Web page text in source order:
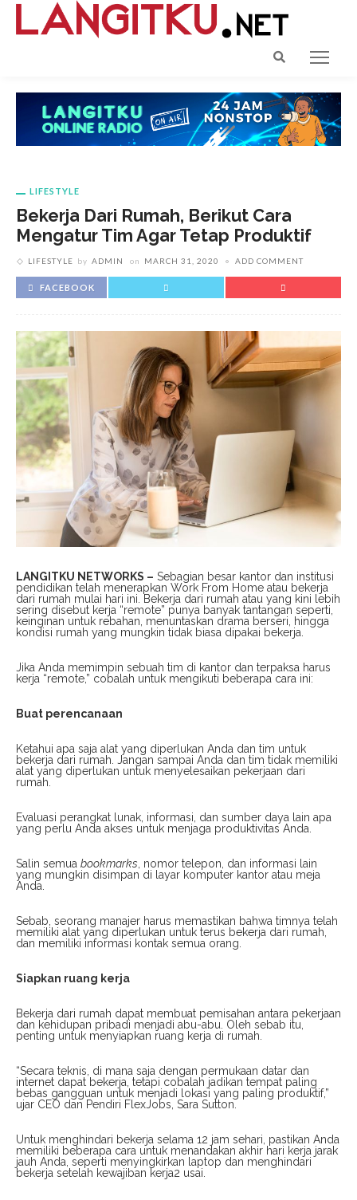
LIFESTYLE
Bekerja Dari Rumah, Berikut Cara
Mengatur Tim Agar Tetap Produktif
LIFESTYLE by ADMIN on MARCH 31, 2020 ADD COMMENT
FACEBOOK
LANGITKU NETWORKS – Sebagian besar kantor dan institusi
pendidikan telah menerapkan Work From Home atau bekerja
dari rumah mulai hari ini. Bekerja dari rumah atau yang kini lebih
sering disebut kerja “remote” punya banyak tantangan seperti,
keinginan untuk rebahan, menuntaskan drama berseri, hingga
kondisi rumah yang mungkin tidak biasa dipakai bekerja.
Jika Anda memimpin sebuah tim di kantor dan terpaksa harus
kerja “remote,” cobalah untuk mengikuti beberapa cara ini:
Buat perencanaan
Ketahui apa saja alat yang diperlukan Anda dan tim untuk
bekerja dari rumah. Jangan sampai Anda dan tim tidak memiliki
alat yang diperlukan untuk menyelesaikan pekerjaan dari
rumah.
Evaluasi perangkat lunak, informasi, dan sumber daya lain apa
yang perlu Anda akses untuk menjaga produktivitas Anda.
Salin semua bookmarks , nomor telepon, dan informasi lain
yang mungkin disimpan di layar komputer kantor atau meja
Anda.
Sebab, seorang manajer harus memastikan bahwa timnya telah
memiliki alat yang diperlukan untuk terus bekerja dari rumah,
dan memiliki informasi kontak semua orang.
Siapkan ruang kerja
Bekerja dari rumah dapat membuat pemisahan antara pekerjaan
dan kehidupan pribadi menjadi abu-abu. Oleh sebab itu,
penting untuk menyiapkan ruang kerja di rumah.
“Secara teknis, di mana saja dengan permukaan datar dan
internet dapat bekerja, tetapi cobalah jadikan tempat paling
bebas gangguan untuk menjadi lokasi yang paling produktif,”
ujar CEO dan Pendiri FlexJobs, Sara Sutton.
Untuk menghindari bekerja selama 12 jam sehari, pastikan Anda
memiliki beberapa cara untuk menandakan akhir hari kerja jarak
jauh Anda, seperti menyingkirkan laptop dan menghindari
bekerja setelah kewajiban kerja2 usai.